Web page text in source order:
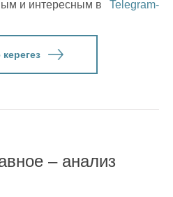
и интересным в
Telegram-
– анализ